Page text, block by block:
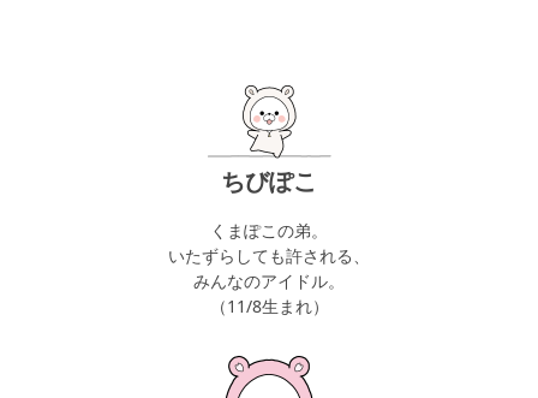
ちびぽこ
くまぽこの弟。
いたずらしても許される、
みんなのアイドル。
（11/8生まれ）